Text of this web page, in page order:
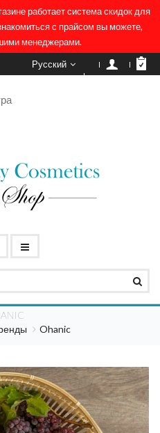
работает система скидок для
с прайсом вы можете,
менеджерами.
Русский
Ohanic